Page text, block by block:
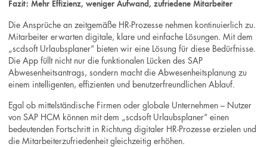
Fazit: Mehr Effizienz, weniger Aufwand, zufriedene Mitarbeiter
Die Ansprüche an zeitgemäße HR-Prozesse nehmen kontinuierlich zu.
Mitarbeiter erwarten digitale, klare und einfache Lösungen. Mit dem
„scdsoft Urlaubsplaner“ bieten wir eine Lösung für diese Bedürfnisse.
Die App füllt nicht nur die funktionalen Lücken des SAP
Abwesenheitsantrags, sondern macht die Abwesenheitsplanung zu
einem intelligenten, effizienten und benutzerfreundlichen Ablauf.
Egal ob mittelständische Firmen oder globale Unternehmen – Nutzer
von SAP HCM können mit dem „scdsoft Urlaubsplaner“ einen
bedeutenden Fortschritt in Richtung digitaler HR-Prozesse erzielen und
die Mitarbeiterzufriedenheit gleichzeitig erhöhen.